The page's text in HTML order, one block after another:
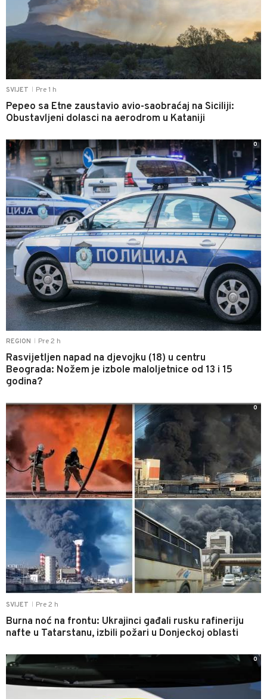
SVIJET Pre 1 h
Pepeo sa Etne zaustavio avio-saobraćaj na Siciliji:
Obustavljeni dolasci na aerodrom u Kataniji
REGION Pre 2 h
Rasvijetljen napad na djevojku (18) u centru
Beograda: Nožem je izbole maloljetnice od 13 i 15
godina?
0
SVIJET Pre 2 h
Burna noć na frontu: Ukrajinci gađali rusku rafineriju
nafte u Tatarstanu, izbili požari u Donjeckoj oblasti
0
0